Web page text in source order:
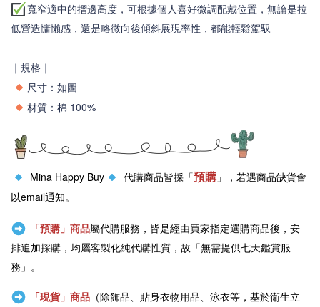
寬窄適中的摺邊高度，可根據個人喜好微調配戴位置，無論是拉
低營造慵懶感，還是略微向後傾斜展現率性，都能輕鬆駕馭
｜規格｜
尺寸：如圖
材質 ： 棉 100%
Mina Happy Buy 代購商品皆採「預購」，若遇商品缺貨會
以email通知。
「預購」商品屬代購服務，皆是經由買家指定選購商品後，安
排追加採購，均屬客製化純代購性質，故「無需提供七天鑑賞服
務」。
「現貨」商品（除飾品、貼身衣物用品、泳衣等，基於衛生立